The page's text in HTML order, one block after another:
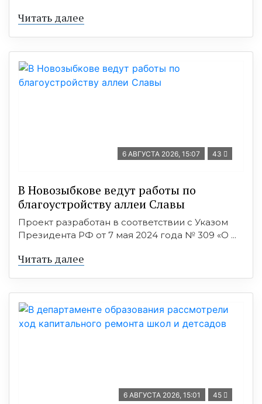
Читать далее
6 АВГУСТА 2026, 15:07 43
В Новозыбкове ведут работы по
благоустройству аллеи Славы
Проект разработан в соответствии с Указом
Президента РФ от 7 мая 2024 года № 309 «О ...
Читать далее
6 АВГУСТА 2026, 15:01 45